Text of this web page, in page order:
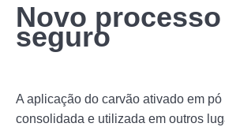
Novo
seguro
A aplicação do carvão ativado em
consolidada e utilizada em outros